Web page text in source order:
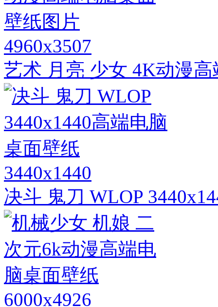
4960x3507
艺术 月亮 少女 4K动漫
3440x1440
决斗 鬼刀 WLOP
6000x4926